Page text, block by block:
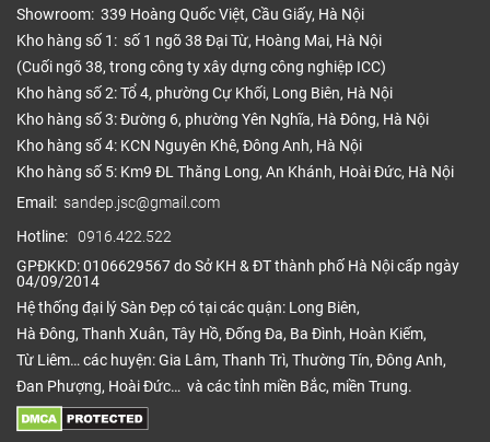
Showroom: 339 Hoàng Quốc Việt, Cầu Giấy, Hà Nội
Kho hàng số 1: số 1 ngõ 38 Đại Từ, Hoàng Mai, Hà Nội
(Cuối ngõ 38, trong công ty xây dựng công nghiệp ICC)
Kho hàng số 2: Tổ 4, phường Cự Khối, Long Biên, Hà Nội
Kho hàng số 3: Đường 6, phường Yên Nghĩa, Hà Đông, Hà Nội
Kho hàng số 4: KCN Nguyên Khê, Đông Anh, Hà Nội
Kho hàng số 5: Km9 ĐL Thăng Long, An Khánh, Hoài Đức, Hà Nội
Email: sandep.jsc@gmail.com
Hotline: 0916.422.522
GPĐKKD: 0106629567 do Sở KH & ĐT thành phố Hà Nội cấp ngày
04/09/2014
Hệ thống đại lý Sàn Đẹp có tại các quận: Long Biên,
Hà Đông, Thanh Xuân, Tây Hồ, Đống Đa, Ba Đình, Hoàn Kiếm,
Từ Liêm… các huyện: Gia Lâm, Thanh Trì, Thường Tín, Đông Anh,
Đan Phượng, Hoài Đức… và các tỉnh miền Bắc, miền Trung.